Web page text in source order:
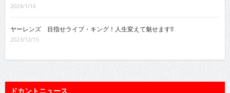
2024/1/16
ヤーレンズ 目指せライブ・キング！人生変えて魅せます!!
2023/12/15
ドカントニュース